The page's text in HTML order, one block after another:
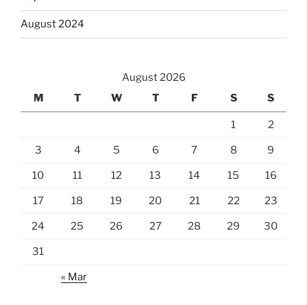
August 2024
August 2026
M
T W T F S S
1 2
3 4 5 6 7 8 9
10 11 12 13 14 15 16
17 18 19 20 21 22 23
24 25 26 27 28 29 30
31
« Mar